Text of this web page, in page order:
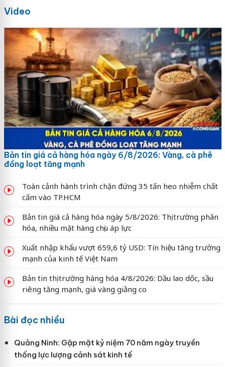
Video
Bản tin giá cả hàng hóa ngày 6/8/2026: Vàng, cà phê
đồng loạt tăng mạnh
Toàn cảnh hành trình chặn đứng 35 tấn heo nhiễm chất
cấm vào TP.HCM
Bản tin giá cả hàng hóa ngày 5/8/2026: Thị trường phân
hóa, nhiều mặt hàng chịu áp lực
Xuất nhập khẩu vượt 659,6 tỷ USD: Tín hiệu tăng trưởng
mạnh của kinh tế Việt Nam
Bản tin thị trường hàng hóa 4/8/2026: Dầu lao dốc, sầu
riêng tăng mạnh, giá vàng giằng co
Bài đọc nhiều
Quảng Ninh: Gặp mặt kỷ niệm 70 năm ngày truyền
thống lực lượng cảnh sát kinh tế